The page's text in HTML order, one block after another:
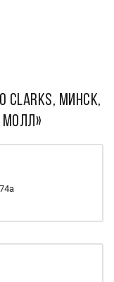
Clarks, Минск,
Молл»